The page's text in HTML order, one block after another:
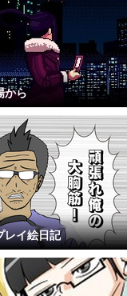
から
レイ絵日記